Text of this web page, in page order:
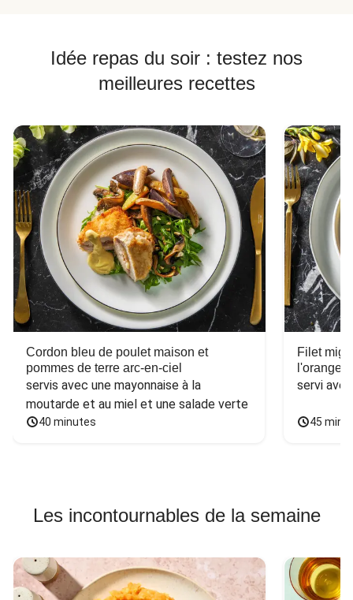
Idée repas du soir : testez nos
meilleures recettes
Cordon bleu de poulet maison et
pommes de terre arc-en-ciel
servis avec une mayonnaise à la
moutarde et au miel et une salade verte
40 minutes
Filet
l'orange
servi
45
Les incontournables de la semaine